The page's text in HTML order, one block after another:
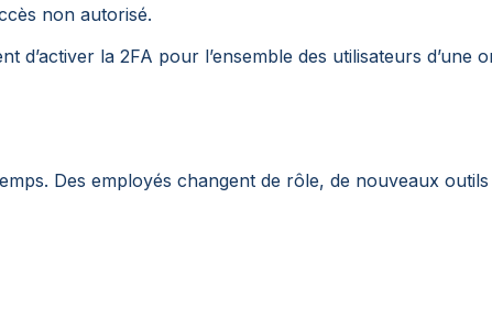
non autorisé.
la 2FA pour l’ensemble des utilisateurs d’une
Des employés changent de rôle, de nouveaux